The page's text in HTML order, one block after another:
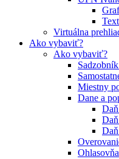
Virtuálna
Ako vybaviť?
Ako vybaviť?
Miestny
Dane a
Ohlasovňa